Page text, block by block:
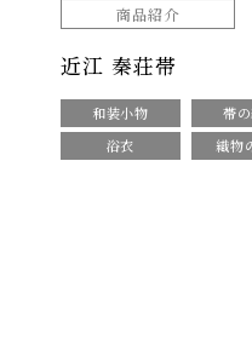
商品紹介
近江 秦荘帯
和装小物
帯
浴衣
織物